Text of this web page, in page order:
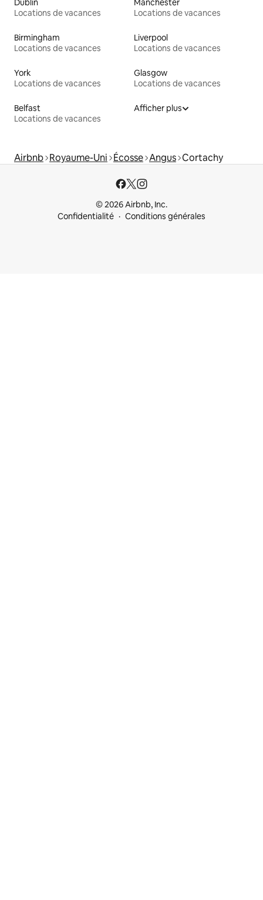
Locations de vacances
Locations de vacances
Birmingham
Locations de vacances
Liverpool
Locations de vacances
York
Locations de vacances
Glasgow
Locations de vacances
Belfast
Locations de vacances
Afficher plus
Airbnb Royaume-Uni Écosse Angus Cortachy
© 2026 Airbnb, Inc.
Confidentialité
Conditions générales